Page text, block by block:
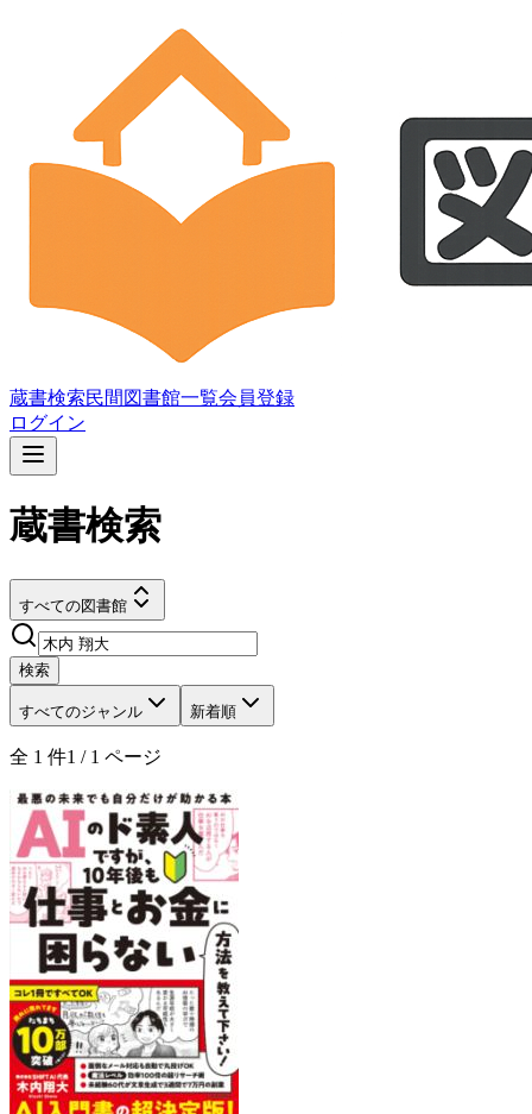
蔵書検索民間図書館一覧会員登録
ログイン
蔵書検索
すべての図書館
検索
すべてのジャンル 新着順
全 1 件1 / 1 ページ